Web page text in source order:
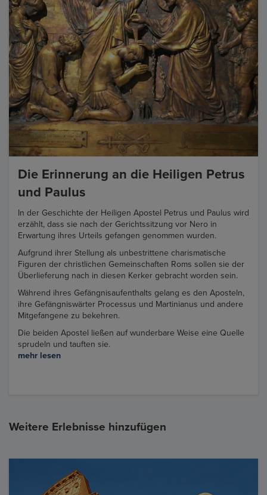
Die Erinnerung an die Heiligen Petrus
und Paulus
In der Geschichte der Heiligen Apostel Petrus und Paulus wird
erzählt, dass sie nach der Gerichtssitzung vor Nero in
Erwartung ihres Urteils gefangen genommen wurden.
Aufgrund ihrer Stellung als unbestrittene charismatische
Figuren der christlichen Gemeinschaften Roms sollen sie der
Überlieferung nach in diesen Kerker gebracht worden sein.
Während ihres Gefängnisaufenthalts gelang es den Aposteln,
ihre Gefängniswärter Processus und Martinianus und andere
Mitgefangene zu bekehren.
Die beiden Apostel ließen auf wunderbare Weise eine Quelle
sprudeln und tauften sie.
mehr lesen
Weitere Erlebnisse hinzufügen